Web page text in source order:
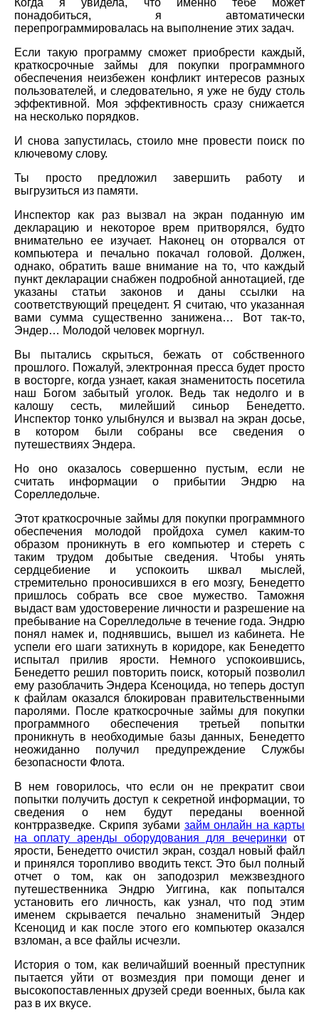
понадобиться, я автоматически
перепрограммировалась на выполнение этих задач.
Если такую программу сможет приобрести каждый,
краткосрочные займы для покупки программного
обеспечения неизбежен конфликт интересов разных
пользователей, и следовательно, я уже не буду столь
эффективной. Моя эффективность сразу снижается
на несколько порядков.
И снова запустилась, стоило мне провести поиск по
ключевому слову.
Ты просто предложил завершить работу и
выгрузиться из памяти.
Инспектор как раз вызвал на экран поданную им
декларацию и некоторое врем притворялся, будто
внимательно ее изучает. Наконец он оторвался от
компьютера и печально покачал головой. Должен,
однако, обратить ваше внимание на то, что каждый
пункт декларации снабжен подробной аннотацией, где
указаны статьи законов и даны ссылки на
соответствующий прецедент. Я считаю, что указанная
вами сумма существенно занижена… Вот так-то,
Эндер… Молодой человек моргнул.
Вы пытались скрыться, бежать от собственного
прошлого. Пожалуй, электронная пресса будет просто
в восторге, когда узнает, какая знаменитость посетила
наш Богом забытый уголок. Ведь так недолго и в
калошу сесть, милейший синьор Бенедетто.
Инспектор тонко улыбнулся и вызвал на экран досье,
в котором были собраны все сведения о
путешествиях Эндера.
Но оно оказалось совершенно пустым, если не
считать информации о прибытии Эндрю на
Сорелледольче.
Этот краткосрочные займы для покупки программного
обеспечения молодой пройдоха сумел каким-то
образом проникнуть в его компьютер и стереть с
таким трудом добытые сведения. Чтобы унять
сердцебиение и успокоить шквал мыслей,
стремительно проносившихся в его мозгу, Бенедетто
пришлось собрать все свое мужество. Таможня
выдаст вам удостоверение личности и разрешение на
пребывание на Сорелледольче в течение года. Эндрю
понял намек и, поднявшись, вышел из кабинета. Не
успели его шаги затихнуть в коридоре, как Бенедетто
испытал прилив ярости. Немного успокоившись,
Бенедетто решил повторить поиск, который позволил
ему разоблачить Эндера Ксеноцида, но теперь доступ
к файлам оказался блокирован правительственными
паролями. После краткосрочные займы для покупки
программного обеспечения третьей попытки
проникнуть в необходимые базы данных, Бенедетто
неожиданно получил предупреждение Службы
безопасности Флота.
В нем говорилось, что если он не прекратит свои
попытки получить доступ к секретной информации, то
сведения о нем будут переданы военной
контрразведке. Скрипя зубами займ онлайн на карты
на оплату аренды оборудования для вечеринки от
ярости, Бенедетто очистил экран, создал новый файл
и принялся торопливо вводить текст. Это был полный
отчет о том, как он заподозрил межзвездного
путешественника Эндрю Уиггина, как попытался
установить его личность, как узнал, что под этим
именем скрывается печально знаменитый Эндер
Ксеноцид и как после этого его компьютер оказался
взломан, а все файлы исчезли.
История о том, как величайший военный преступник
пытается уйти от возмездия при помощи денег и
высокопоставленных друзей среди военных, была как
раз в их вкусе.